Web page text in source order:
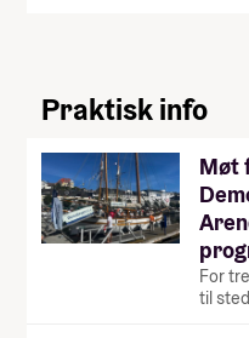
Praktisk info
Møt
For
til